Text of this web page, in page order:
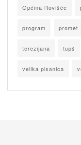
Općina Rovišće
program promet
terezijana tupš
velika pisanica